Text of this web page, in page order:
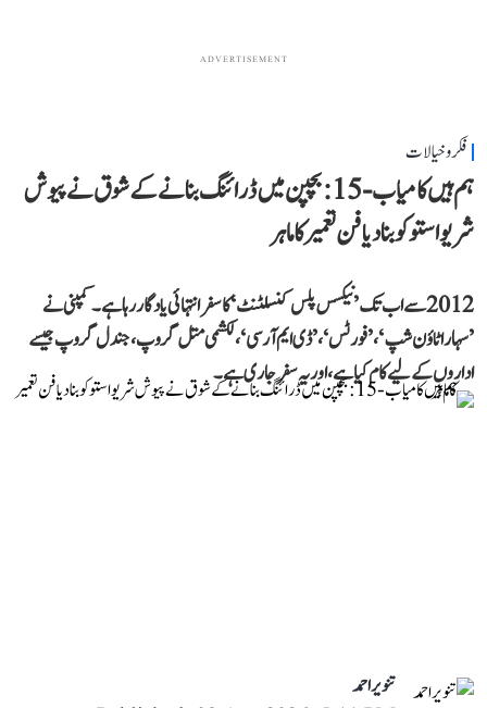
ADVERTISEMENT
فکر و خیالات
ہم ہیں کامیاب-15: بچپن میں ڈرائنگ بنانے کے شوق نے پیوش
شریواستو کو بنا دیا فن تعمیر کا ماہر
2012 سے اب تک ’نیکسس پلس کنسلٹنٹ‘ کا سفر انتہائی یادگار رہا ہے۔ کمپنی نے
’سہارا ٹاؤن شپ‘، ’فورٹس‘، ’ڈی ایم آر سی‘، لکشمی متل گروپ، جندل گروپ جیسے
اداروں کے لیے کام کیا ہے، اور یہ سفر جاری ہے۔
تنویر احمد